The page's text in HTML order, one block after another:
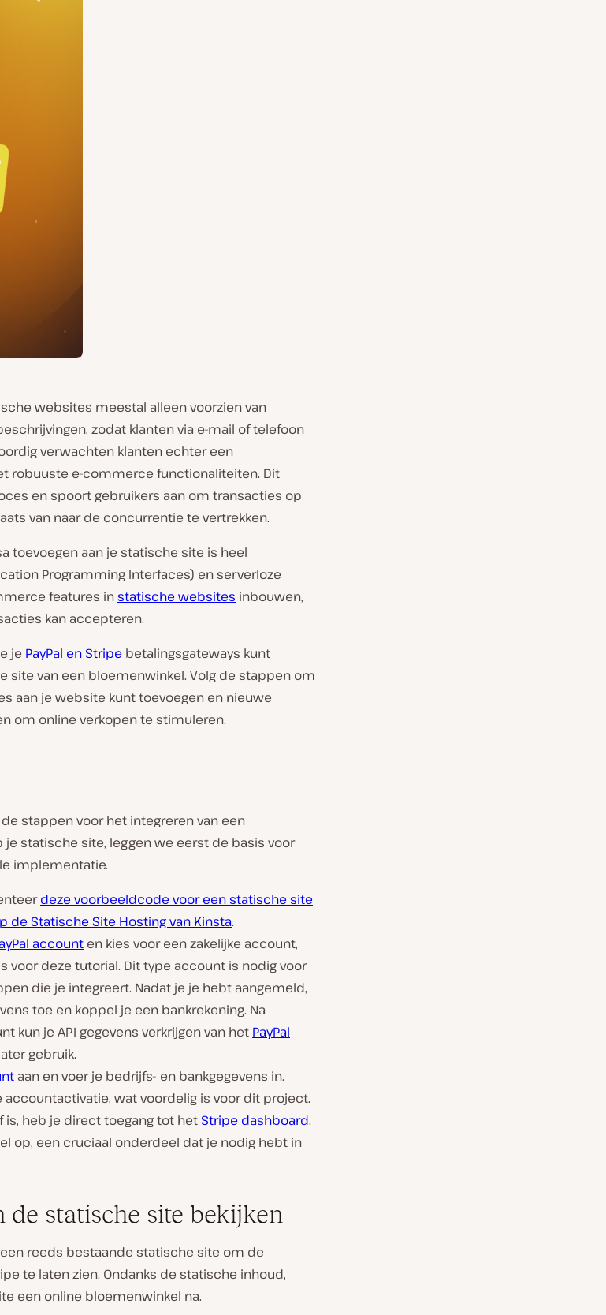
websites meestal alleen voorzien van
zodat klanten via e-mail of telefoon
verwachten klanten echter een
robuuste e-commerce functionaliteiten. Dit
en spoort gebruikers aan om transacties op
van naar de concurrentie te vertrekken.
toevoegen aan je statische site is heel
Programming Interfaces) en serverloze
features instatische websites inbouwen,
kan accepteren.
je PayPal en Stripe betalingsgateways kunt
site van een bloemenwinkel. Volg de stappen om
aan je website kunt toevoegen en nieuwe
om online verkopen te stimuleren.
stappen voor het integreren van een
je statische site, leggen we eerst de basis voor
implementatie.
deze voorbeeldcode voor een statische site
de Statische Site Hosting van Kinsta.
account en kies voor een zakelijke account,
voor deze tutorial. Dit type account is nodig voor
die je integreert. Nadat je je hebt aangemeld,
toe en koppel je een bankrekening. Na
kun je API gegevens verkrijgen van het PayPal
gebruik.
aan en voer je bedrijfs- en bankgegevens in.
wat voordelig is voor dit project.
is, heb je direct toegang tot het Stripe dashboard.
op, een cruciaal onderdeel dat je nodig hebt in
de statische site bekijken
reeds bestaande statische site om de
te laten zien. Ondanks de statische inhoud,
een online bloemenwinkel na.